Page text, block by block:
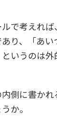
で考えれ
り、「あ
いうのは
側に書か
か。